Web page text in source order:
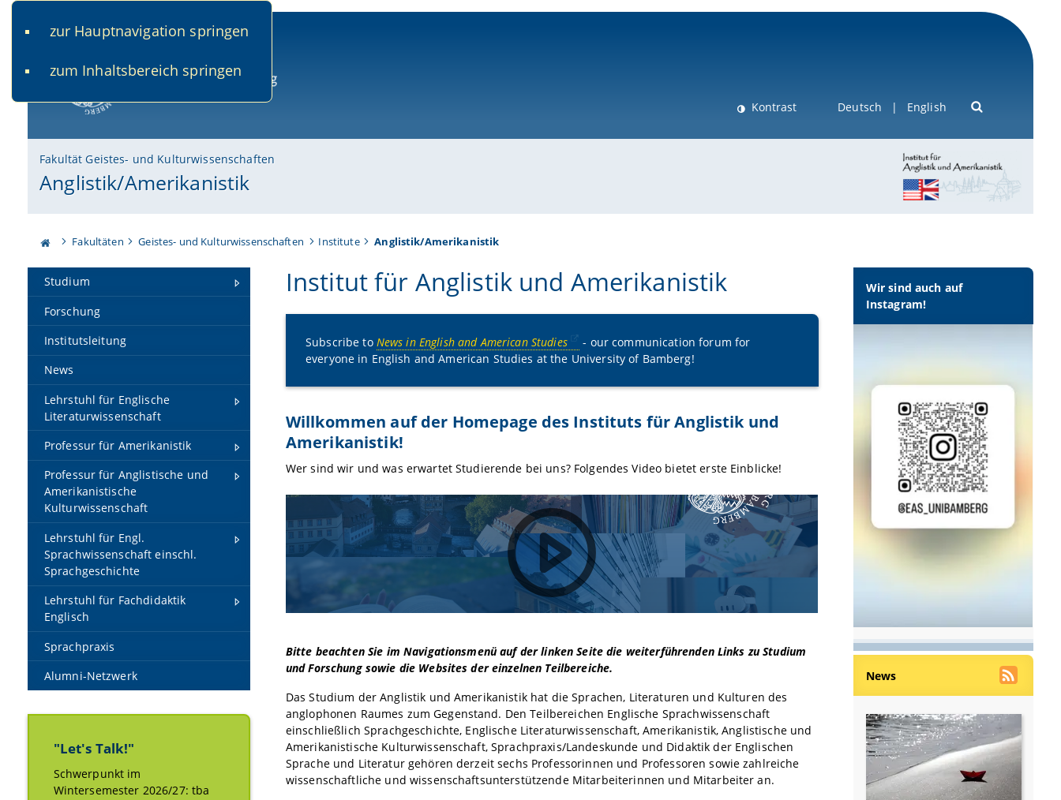
zur Hauptnavigation springen
zum Inhaltsbereich springen
Kontrast Deutsch English
Fakultät Geistes- und Kulturwissenschaften
Anglistik/Amerikanistik
Fakultäten Geistes- und Kulturwissenschaften Institute Anglistik/Amerikanistik
Studium
Forschung
Institutsleitung
News
Lehrstuhl für Englische
Literaturwissenschaft
Professur für Amerikanistik
Professur für Anglistische und
Amerikanistische
Kulturwissenschaft
Lehrstuhl für Engl.
Sprachwissenschaft einschl.
Sprachgeschichte
Lehrstuhl für Fachdidaktik
Englisch
Sprachpraxis
Alumni-Netzwerk
"Let's Talk!"
Schwerpunkt im
Wintersemester 2026/27: tba
Institut für Anglistik und Amerikanistik
Subscribe to News in English and American Studies - our communication forumfor
everyone in English and American Studies at the University of Bamberg!
Willkommen auf der Homepage des Instituts für Anglistik und
Amerikanistik!
Wer sind wir und was erwartet Studierende bei uns? Folgendes Video bietet erste Einblicke!
Bitte beachten Sie im Navigationsmenü auf der linken Seite die weiterführenden Links zu Studium
und Forschung sowie die Websites der einzelnen Teilbereiche.
Das Studium der Anglistik und Amerikanistik hat die Sprachen, Literaturen und Kulturen des
anglophonen Raumes zum Gegenstand. Den Teilbereichen Englische Sprachwissenschaft
einschließlich Sprachgeschichte, Englische Literaturwissenschaft, Amerikanistik, Anglistische und
Amerikanistische Kulturwissenschaft, Sprachpraxis/Landeskunde und Didaktik der Englischen
Sprache und Literatur gehören derzeit sechs Professorinnen und Professoren sowie zahlreiche
wissenschaftliche und wissenschaftsunterstützende Mitarbeiterinnen und Mitarbeiter an.
Wir sind auch auf
Instagram!
News